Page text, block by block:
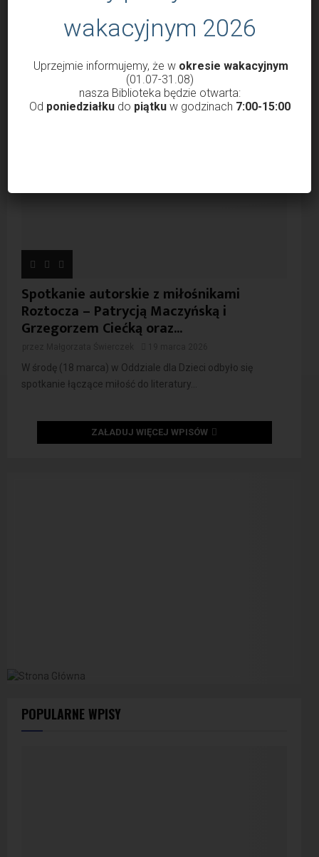
Pamięci Obrońców Lwowa – „Las z mojej książki”
Spotkanie autorskie z miłośnikami
Roztocza – Patrycją Maczyńską i
Grzegorzem Ciećką oraz...
W środę (18 marca) w Oddziale dla Dzieci odbyło się
spotkanie łączące miłość do literatury...
ZAŁADUJ WIĘCEJ WPISÓW
POPULARNE WPISY
wakacyjnym 2026
Uprzejmie informujemy, że w okresie wakacyjnym
(01.07-31.08)
nasza Biblioteka będzie otwarta:
Od poniedziałkudo piątkuw godzinach 7:00-15:00